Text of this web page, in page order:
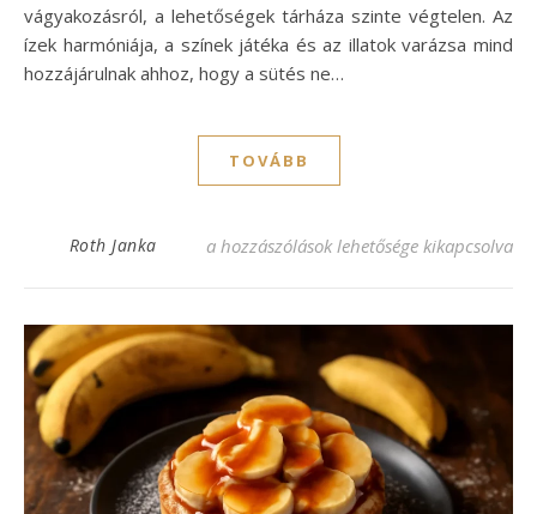
vágyakozásról, a lehetőségek tárháza szinte végtelen. Az
ízek harmóniája, a színek játéka és az illatok varázsa mind
hozzájárulnak ahhoz, hogy a sütés ne…
TOVÁBB
Roth Janka Banános pávaszem süti recept – Élvezd a
a hozzászólások lehetősége kikapcsolva